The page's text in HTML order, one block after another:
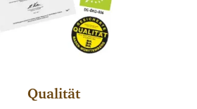
Qualität